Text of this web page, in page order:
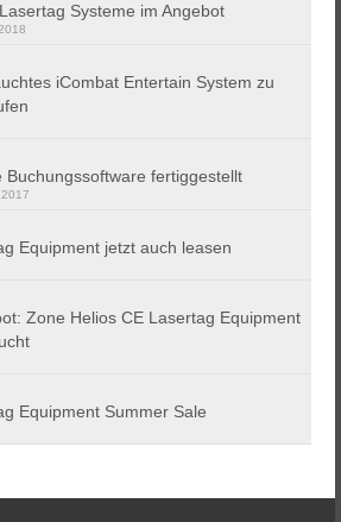
Systeme im Angebot
iCombat Entertain System zu
Buchungssoftware fertiggestellt
Equipment jetzt auch leasen
Zone Helios CE Lasertag Equipment
Equipment Summer Sale